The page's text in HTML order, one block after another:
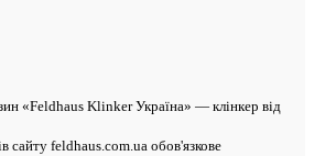
«Feldhaus Klinker Україна» — клінкер від
сайту feldhaus.com.ua обов'язкове